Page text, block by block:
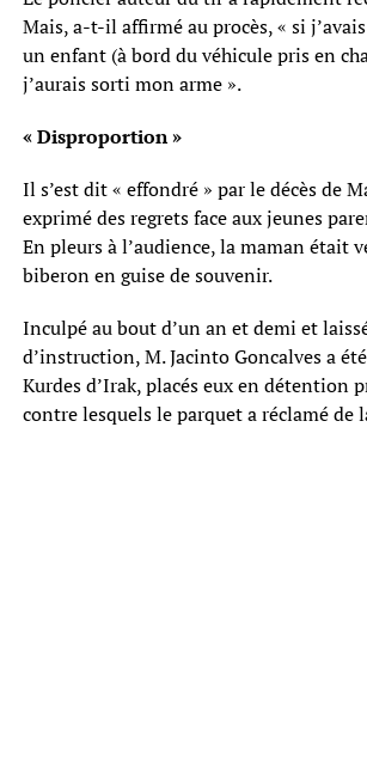
Mais, a-t-il affirmé au procès, « si
un enfant (à bord du véhicule pris en
j’aurais sorti mon arme ».
« Disproportion »
Il s’est dit « effondré » par le décès de
exprimé des regrets face aux jeunes
En pleurs à l’audience, la maman était
biberon en guise de souvenir.
Inculpé au bout d’un an et demi et
d’instruction, M. Jacinto Goncalves a
Kurdes d’Irak, placés eux en détention
contre lesquels le parquet a réclamé de